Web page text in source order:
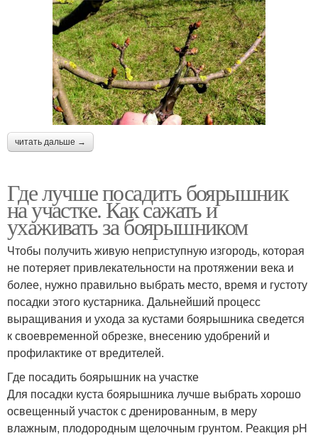
читать дальше →
Где лучше посадить боярышник
на участке. Как сажать и
ухаживать за боярышником
Чтобы получить живую неприступную изгородь, которая
не потеряет привлекательности на протяжении века и
более, нужно правильно выбрать место, время и густоту
посадки этого кустарника. Дальнейший процесс
выращивания и ухода за кустами боярышника сведется
к своевременной обрезке, внесению удобрений и
профилактике от вредителей.
Где посадить боярышник на участке
Для посадки куста боярышника лучше выбрать хорошо
освещенный участок с дренированным, в меру
влажным, плодородным щелочным грунтом. Реакция pH